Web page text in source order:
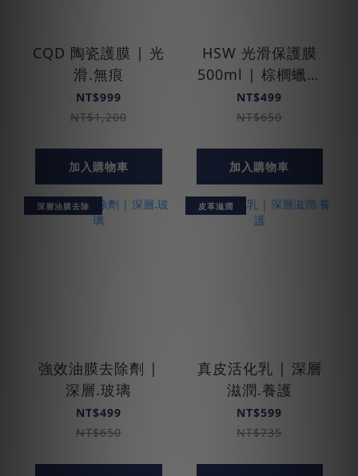
CQD 陶瓷護膜 | 光
滑.無痕
NT$999
NT$1,200
加入購物車
HSW 光滑保護膜
500ml | 棕櫚蠟封
體
NT$499
NT$650
加入購物車
深層油膜去除
強效油膜去除劑 |
深層.玻璃
NT$499
NT$650
皮革滋潤
真皮活化乳 | 深層
滋潤.養護
NT$599
NT$735